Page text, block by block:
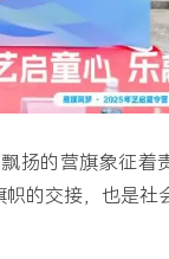
扬的营旗象征着
的交接，也是社